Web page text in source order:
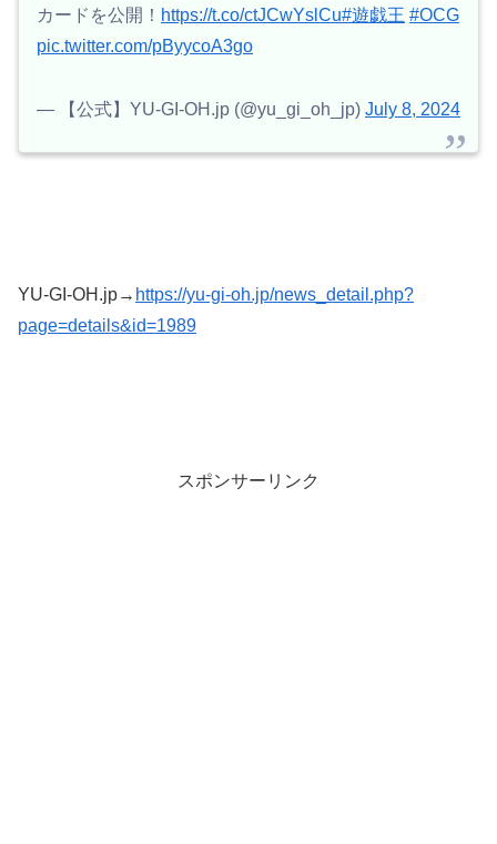
カードを公開！ https://t.co/ctJCwYslCu#遊戯王 #OCG
pic.twitter.com/pByycoA3go
— 【公式】YU-GI-OH.jp (@yu_gi_oh_jp) July 8, 2024
YU-GI-OH.jp→ https://yu-gi-oh.jp/news_detail.php?
page=details&id=1989
スポンサーリンク